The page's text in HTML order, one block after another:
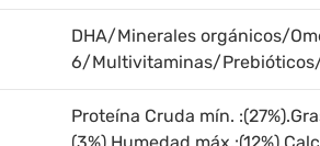
DHA/Minerales orgánicos/
6/Multivitaminas/
Proteína Cruda mín.
(3%).Humedad